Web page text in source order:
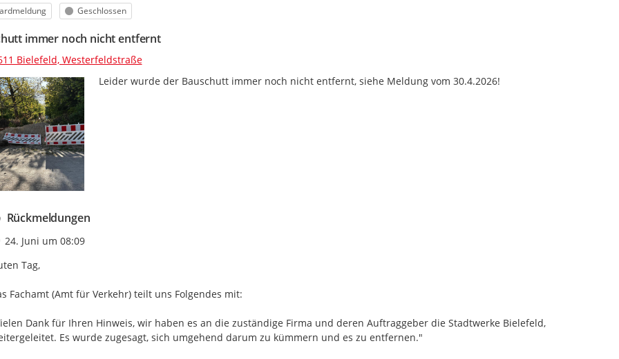
Status
Geschlossen
immer noch nicht entfernt
Bielefeld, Westerfeldstraße
Leider wurde der Bauschutt immer noch nicht entfernt, siehe Meldung vom 30.4.2026!
Rückmeldungen
Zeitpunkt des Erstellens
24. Juni um 08:09
Tag,
Fachamt (Amt für Verkehr) teilt uns Folgendes mit:
Dank für Ihren Hinweis, wir haben es an die zuständige Firma und deren Auftraggeber die Stadtwerke Bielefeld,
Es wurde zugesagt, sich umgehend darum zu kümmern und es zu entfernen."